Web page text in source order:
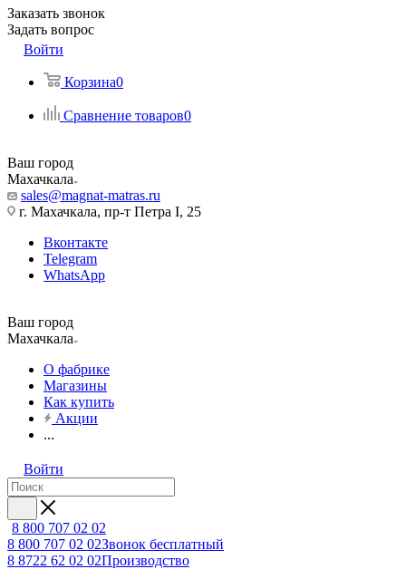
Заказать звонок
Задать вопрос
Войти
Корзина0
Сравнение товаров0
Ваш город
Махачкала
sales@magnat-matras.ru
г. Махачкала, пр-т Петра I, 25
Вконтакте
Telegram
WhatsApp
Ваш город
Махачкала
О фабрике
Магазины
Как купить
Акции
...
Войти
8 800 707 02 02
8 800 707 02 02Звонок бесплатный
8 8722 62 02 02Производство